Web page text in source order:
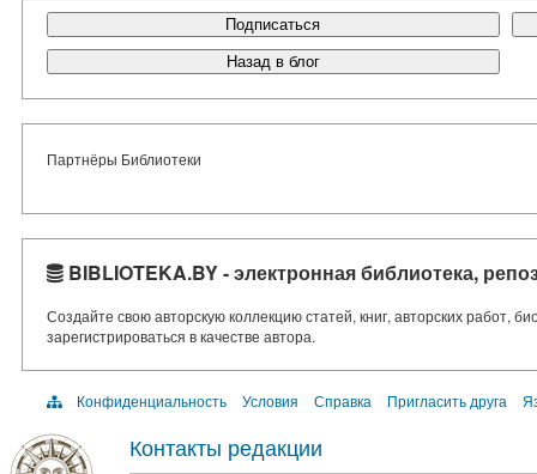
Подписаться
Назад в блог
Партнёры Библиотеки
BIBLIOTEKA.BY - электронная библиотека,
Создайте свою авторскую коллекцию статей, книг, авторских работ,
зарегистрироваться в качестве автора.
Конфиденциальность Условия Справка Пригласить друга
Контакты редакции